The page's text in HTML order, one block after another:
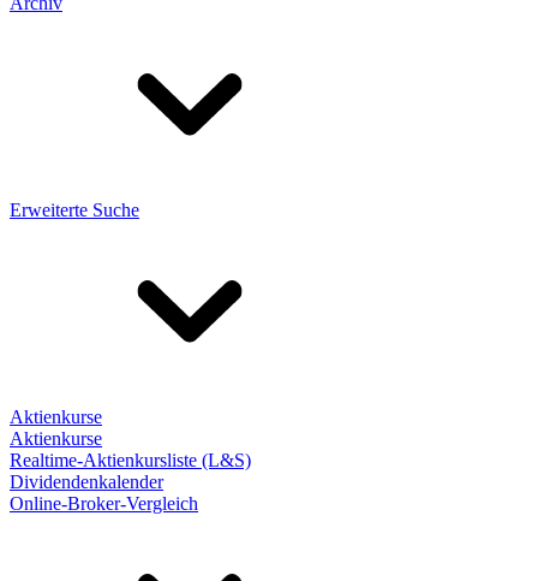
Erweiterte Suche
Aktienkurse
Aktienkurse
Realtime-Aktienkursliste (L&S)
Dividendenkalender
Online-Broker-Vergleich